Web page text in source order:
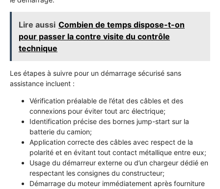
Lire aussi Combien de temps dispose-t-on
pour passer la contre visite du contrôle
technique
Les étapes à suivre pour un démarrage sécurisé sans
assistance incluent :
Vérification préalable de l’état des câbles et des
connexions pour éviter tout arc électrique;
Identification précise des bornes jump-start sur la
batterie du camion;
Application correcte des câbles avec respect de la
polarité et en évitant tout contact métallique entre eux;
Usage du démarreur externe ou d’un chargeur dédié en
respectant les consignes du constructeur;
Démarrage du moteur immédiatement après fourniture